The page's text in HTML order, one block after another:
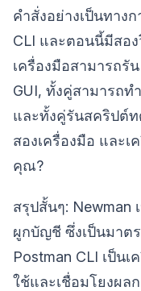
คำสั่งอย่างเป็นทาง
CLI และตอนนี้มีสอ
เครื่องมือสามารถรั
GUI, ทั้งคู่สามารถท
และทั้งคู่รันสคริปต์
สองเครื่องมือ และเ
คุณ?
สรุปสั้นๆ: Newman
ผูกบัญชี ซึ่งเป็นมาต
Postman CLI เป็น
ใช้และเชื่อมโยงผล